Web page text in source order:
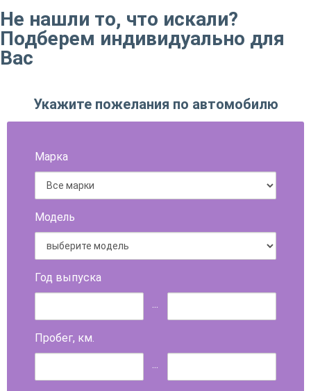
Не нашли то, что искали?
Подберем индивидуально для
Вас
Укажите пожелания по автомобилю
Марка
Модель
Год выпуска
...
Пробег, км.
...